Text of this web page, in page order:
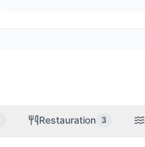
Restauration 3